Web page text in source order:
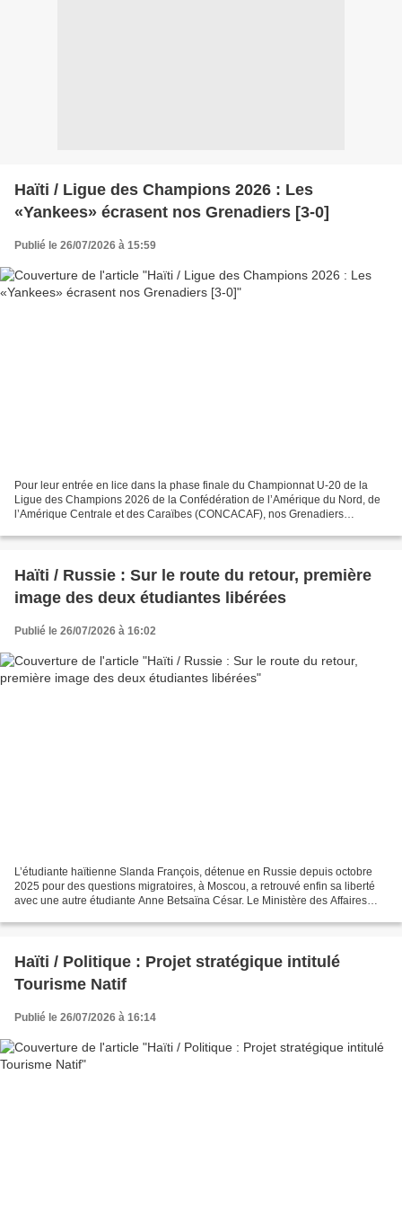
Haïti / Ligue des Champions 2026 : Les
«Yankees» écrasent nos Grenadiers [3-0]
Publié le 26/07/2026 à 15:59
Pour leur entrée en lice dans la phase finale du Championnat U-20 de la
Ligue des Champions 2026 de la Confédération de l’Amérique du Nord, de
l’Amérique Centrale et des Caraïbes (CONCACAF), nos Grenadiers
Haïti / Russie : Sur le route du retour, première
image des deux étudiantes libérées
Publié le 26/07/2026 à 16:02
L’étudiante haïtienne Slanda François, détenue en Russie depuis octobre
2025 pour des questions migratoires, à Moscou, a retrouvé enfin sa liberté
avec une autre étudiante Anne Betsaïna César. Le Ministère des Affaires
Haïti / Politique : Projet stratégique intitulé
Tourisme Natif
Publié le 26/07/2026 à 16:14